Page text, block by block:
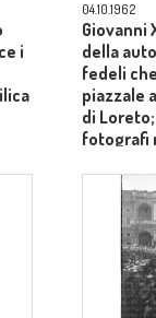
i
04.10.1962
Giovanni
della
fedeli
piazzale
di
fotografi